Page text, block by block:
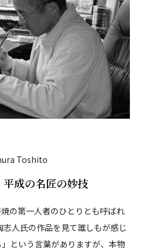
Toshito
成の名匠の妙技
の第一人者のひとりとも呼ばれ
人氏の作品を見て誰しもが感じ
という言葉がありますが、本物